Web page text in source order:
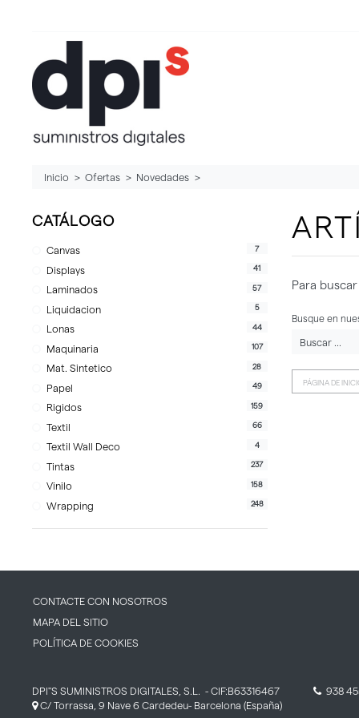
Inicio Ofertas Novedades
CATÁLOGO
Canvas 7
Displays 41
Laminados 57
Liquidacion 5
Lonas 44
Maquinaria 107
Mat. Sintetico 28
Papel 49
Rigidos 159
Textil 66
Textil Wall Deco 4
Tintas 237
Vinilo 158
Wrapping 248
Para
Busque en
PÁGINA DE
CONTACTE CON NOSOTROS
MAPA DEL SITIO
POLÍTICA DE COOKIES
DPI''S SUMINISTROS DIGITALES, S.L. - CIF:B63316467
C/ Torrassa, 9 Nave 6 Cardedeu- Barcelona (España)
938